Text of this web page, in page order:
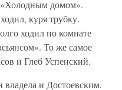
домом».
куря трубку.
ходил по комнате
То же самое
и Глеб Успенский.
и Достоевским.